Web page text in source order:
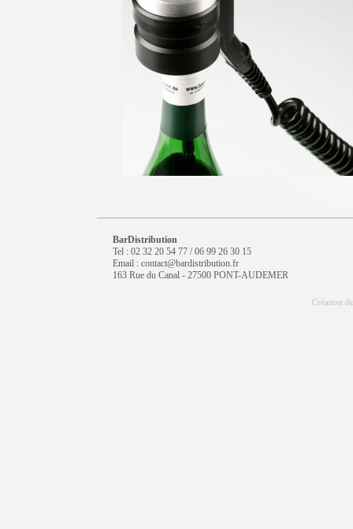
BarDistribution
Tel : 02 32 20 54 77 / 06 99 26 30 15
Email : contact@bardistribution.fr
163 Rue du Canal - 27500 PONT-AUDEMER
Création